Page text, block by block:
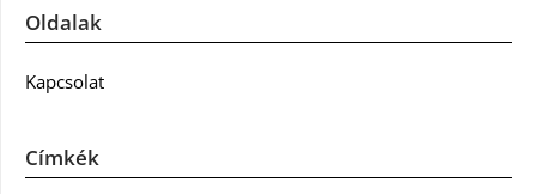
Oldalak
Kapcsolat
Címkék